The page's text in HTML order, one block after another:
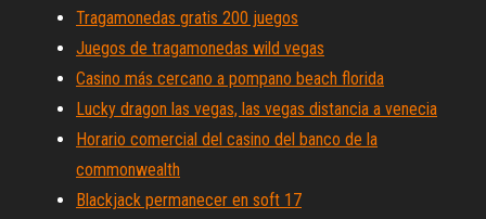
Tragamonedas gratis 200 juegos
Juegos de tragamonedas wild vegas
Casino más cercano a pompano beach florida
Lucky dragon las vegas, las vegas distancia a venecia
Horario comercial del casino del banco de la
commonwealth
Blackjack permanecer en soft 17